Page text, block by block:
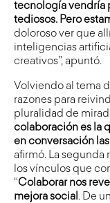
tecnología vendría
tediosos. Pero
doloroso ver que
inteligencias
creativos”, apuntó.
Volviendo al tema
razones para
pluralidad de
colaboración es la
en conversación
afirmó. La segunda
los vínculos que
“Colaborar nos
mejora social . De